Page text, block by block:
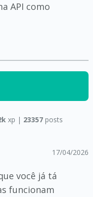
API como
xp | 23357posts
17/04/2026
você já tá
funcionam